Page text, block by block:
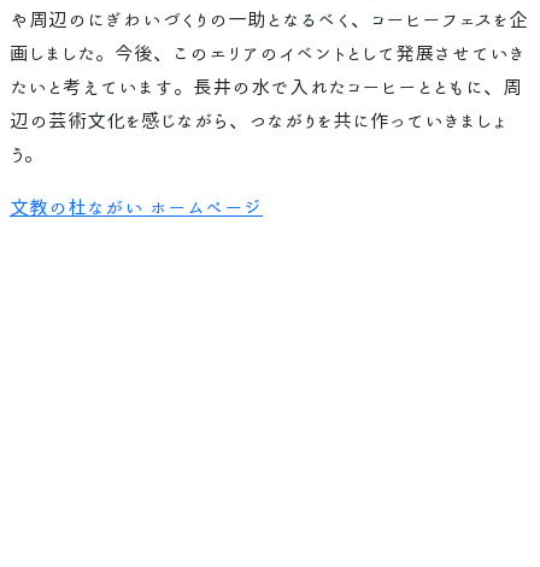
や周辺のにぎわいづくりの一助となるべく、コーヒーフェスを企
画しました。今後、このエリアのイベントとして発展させていき
たいと考えています。長井の水で入れたコーヒーとともに、周
辺の芸術文化を感じながら、つながりを共に作っていきましょ
う。
文教の杜ながい ホームページ